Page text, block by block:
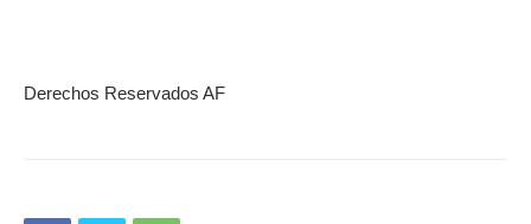
Derechos Reservados AF